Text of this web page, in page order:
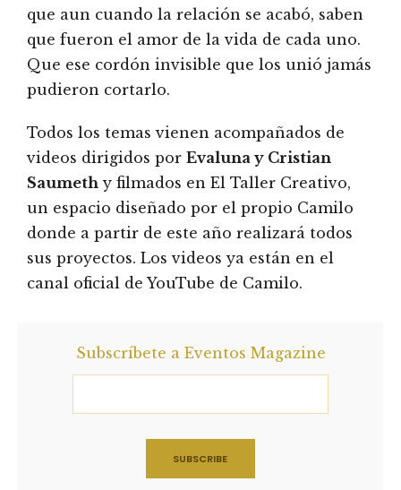
que aun cuando la relación se acabó, saben
que fueron el amor de la vida de cada uno.
Que ese cordón invisible que los unió jamás
pudieron cortarlo.
Todos los temas vienen acompañados de
videos dirigidos por Evaluna y Cristian
Saumeth y filmados en El Taller Creativo,
un espacio diseñado por el propio Camilo
donde a partir de este año realizará todos
sus proyectos. Los videos ya están en el
canal oficial de YouTube de Camilo.
Subscríbete a Eventos Magazine